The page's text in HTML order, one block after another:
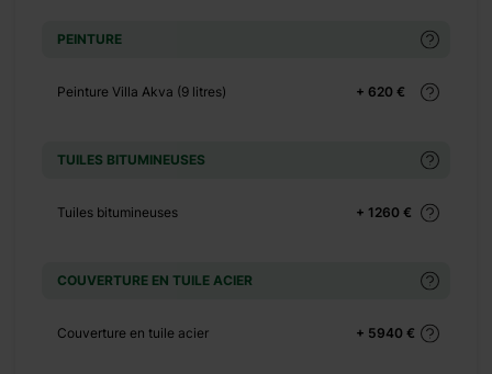
PEINTURE
+ 620 €
Peinture Villa Akva (9 litres)
TUILES BITUMINEUSES
+ 1260 €
Tuiles bitumineuses
COUVERTURE EN TUILE ACIER
+ 5940 €
Couverture en tuile acier
+ 0 €
+ 0 €